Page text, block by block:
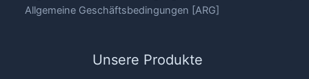
Allgemeine Geschäftsbedingungen [ARG]
Unsere Produkte